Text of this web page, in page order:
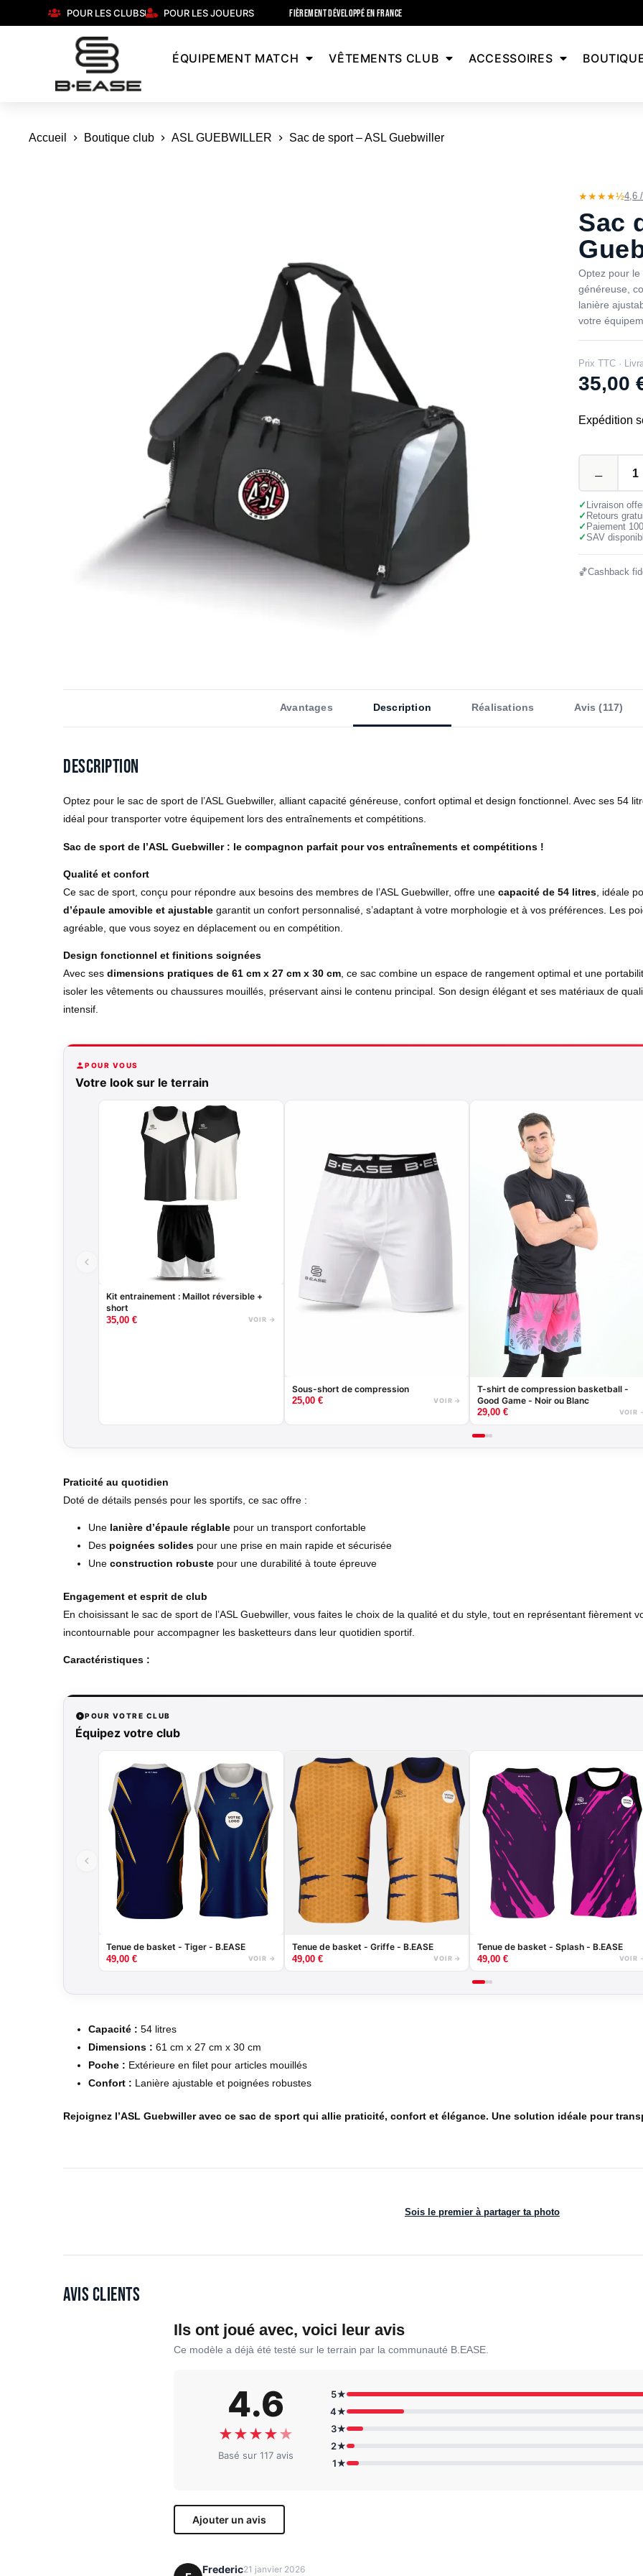
POUR LES CLUBS POUR LES JOUEURS FIÈREMENT DÉVELOPPÉ EN FRANCE
ÉQUIPEMENT MATCH VÊTEMENTS CLUB ACCESSOIRES
Accueil Boutique club ASL GUEBWILLER Sac de sport – ASL Guebwiller
★★★★½4,6
Sac
Optez pour le
généreuse,
lanière
votre
Prix TTC ·
35,00
Expédition
✓
Livraison
✓ Retours
✓ Paiement
✓SAV
🏀Cashback
Avantages Description Réalisations Avis (117)
Description
Optez pour le sac de sport de l’ASL Guebwiller, alliant capacité généreuse, confort optimal et design fonctionnel. Avec ses 54
idéal pour transporter votre équipement lors des entraînements et compétitions.
Sac de sport de l’ASL Guebwiller : le compagnon parfait pour vos entraînements et compétitions !
Qualité et confort
Ce sac de sport, conçu pour répondre aux besoins des membres de l’ASL Guebwiller, offre une capacité de 54 litres , idéale
d’épaule amovible et ajustable garantit un confort personnalisé, s’adaptant à votre morphologie et à vos préférences. Les
agréable, que vous soyez en déplacement ou en compétition.
Design fonctionnel et finitions soignées
Avec ses dimensions pratiques de 61 cm x 27 cm x 30 cm , ce sac combine un espace de rangement optimal et une
isoler les vêtements ou chaussures mouillés, préservant ainsi le contenu principal. Son design élégant et ses matériaux de
intensif.
POUR VOUS
Votre look sur le terrain
Kit entrainement : Maillot réversible +
short
35,00 € VOIR →
Sous-short de compression
25,00 € VOIR →
T-shirt de compression basketball -
Good Game - Noir ou Blanc
29,00 € VOIR
Praticité au quotidien
Doté de détails pensés pour les sportifs, ce sac offre :
Une lanière d’épaule réglable pour un transport confortable
Des poignées solides pour une prise en main rapide et sécurisée
Une construction robuste pour une durabilité à toute épreuve
Engagement et esprit de club
En choisissant le sac de sport de l’ASL Guebwiller, vous faites le choix de la qualité et du style, tout en représentant fièrement
incontournable pour accompagner les basketteurs dans leur quotidien sportif.
Caractéristiques :
POUR VOTRE CLUB
Équipez votre club
Tenue de basket - Tiger - B.EASE
49,00 € VOIR →
Tenue de basket - Griffe - B.EASE
49,00 € VOIR →
Tenue de basket - Splash - B.EASE
49,00 € VOIR
Capacité : 54 litres
Dimensions : 61 cm x 27 cm x 30 cm
Poche : Extérieure en filet pour articles mouillés
Confort : Lanière ajustable et poignées robustes
Rejoignez l’ASL Guebwiller avec ce sac de sport qui allie praticité, confort et élégance. Une solution idéale pour
Sois le premier à partager ta photo
Avis clients
Ils ont joué avec, voici leur avis
Ce modèle a déjà été testé sur le terrain par la communauté B.EASE.
4.6
★★★★★
Basé sur 117 avis
5★
4★
3★
2★
1★
Ajouter un avis
Frederic21 janvier 2026